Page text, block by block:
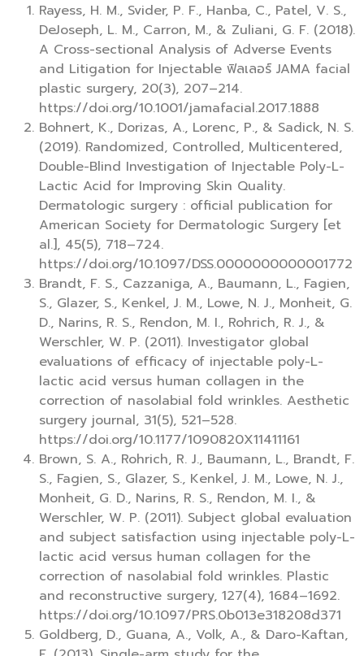
Rayess, H. M., Svider, P. F., Hanba, C., Patel, V. S.,
DeJoseph, L. M., Carron, M., & Zuliani, G. F. (2018).
A Cross-sectional Analysis of Adverse Events
and Litigation for Injectable ฟิลเลอร์ JAMA facial
plastic surgery, 20(3), 207–214.
https://doi.org/10.1001/jamafacial.2017.1888
Bohnert, K., Dorizas, A., Lorenc, P., & Sadick, N. S.
(2019). Randomized, Controlled, Multicentered,
Double-Blind Investigation of Injectable Poly-L-
Lactic Acid for Improving Skin Quality.
Dermatologic surgery : official publication for
American Society for Dermatologic Surgery [et
al.], 45(5), 718–724.
https://doi.org/10.1097/DSS.0000000000001772
Brandt, F. S., Cazzaniga, A., Baumann, L., Fagien,
S., Glazer, S., Kenkel, J. M., Lowe, N. J., Monheit, G.
D., Narins, R. S., Rendon, M. I., Rohrich, R. J., &
Werschler, W. P. (2011). Investigator global
evaluations of efficacy of injectable poly-L-
lactic acid versus human collagen in the
correction of nasolabial fold wrinkles. Aesthetic
surgery journal, 31(5), 521–528.
https://doi.org/10.1177/1090820X11411161
Brown, S. A., Rohrich, R. J., Baumann, L., Brandt, F.
S., Fagien, S., Glazer, S., Kenkel, J. M., Lowe, N. J.,
Monheit, G. D., Narins, R. S., Rendon, M. I., &
Werschler, W. P. (2011). Subject global evaluation
and subject satisfaction using injectable poly-L-
lactic acid versus human collagen for the
correction of nasolabial fold wrinkles. Plastic
and reconstructive surgery, 127(4), 1684–1692.
https://doi.org/10.1097/PRS.0b013e318208d371
Goldberg, D., Guana, A., Volk, A., & Daro-Kaftan,